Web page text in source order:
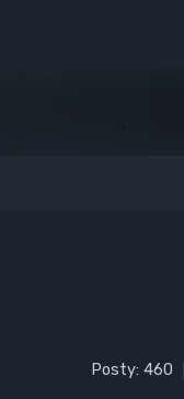
Posty: 460